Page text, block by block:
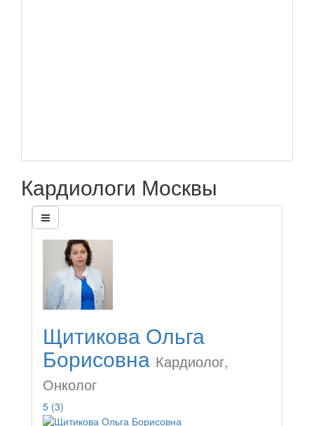
Кардиологи Москвы
Щитикова Ольга
Борисовна Кардиолог,
Онколог
5 (3)